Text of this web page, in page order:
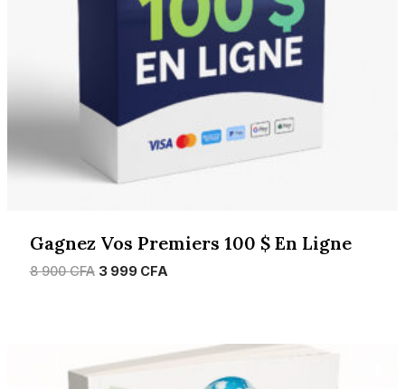
Gagnez Vos Premiers 100 $ En Ligne
8 900CFA Le
900 CFA.
3 999 CFALe
3
999 CFA.